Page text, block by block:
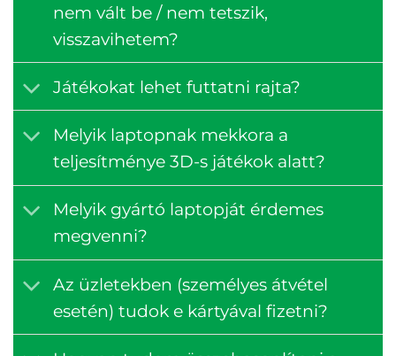
nem vált be / nem tetszik,
visszavihetem?
Játékokat lehet futtatni rajta?
Melyik laptopnak mekkora a
teljesítménye 3D-s játékok alatt?
Melyik gyártó laptopját érdemes
megvenni?
Az üzletekben (személyes átvétel
esetén) tudok e kártyával fizetni?